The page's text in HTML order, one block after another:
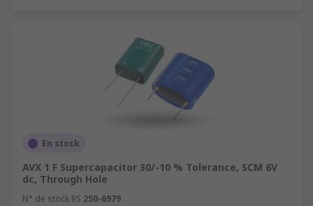
En stock
AVX 1 F Supercapacitor 30/-10 % Tolerance, SCM 6V
dc, Through Hole
N° de stock RS 250-6979